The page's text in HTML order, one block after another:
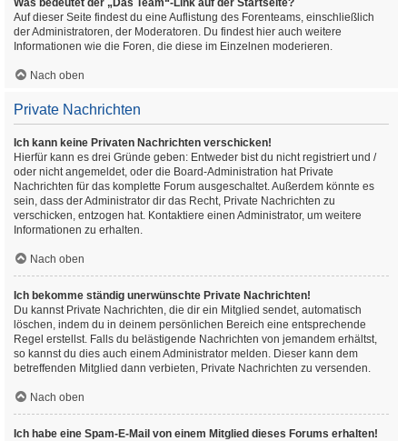
Was bedeutet der „Das Team“-Link auf der Startseite?
Auf dieser Seite findest du eine Auflistung des Forenteams, einschließlich
der Administratoren, der Moderatoren. Du findest hier auch weitere
Informationen wie die Foren, die diese im Einzelnen moderieren.
Nach oben
Private Nachrichten
Ich kann keine Privaten Nachrichten verschicken!
Hierfür kann es drei Gründe geben: Entweder bist du nicht registriert und /
oder nicht angemeldet, oder die Board-Administration hat Private
Nachrichten für das komplette Forum ausgeschaltet. Außerdem könnte es
sein, dass der Administrator dir das Recht, Private Nachrichten zu
verschicken, entzogen hat. Kontaktiere einen Administrator, um weitere
Informationen zu erhalten.
Nach oben
Ich bekomme ständig unerwünschte Private Nachrichten!
Du kannst Private Nachrichten, die dir ein Mitglied sendet, automatisch
löschen, indem du in deinem persönlichen Bereich eine entsprechende
Regel erstellst. Falls du belästigende Nachrichten von jemandem erhältst,
so kannst du dies auch einem Administrator melden. Dieser kann dem
betreffenden Mitglied dann verbieten, Private Nachrichten zu versenden.
Nach oben
Ich habe eine Spam-E-Mail von einem Mitglied dieses Forums erhalten!